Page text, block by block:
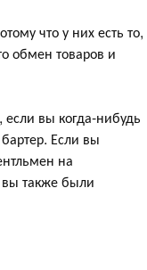
что у них есть то,
обмен товаров и
вы когда-нибудь
Если вы
на
вы также были